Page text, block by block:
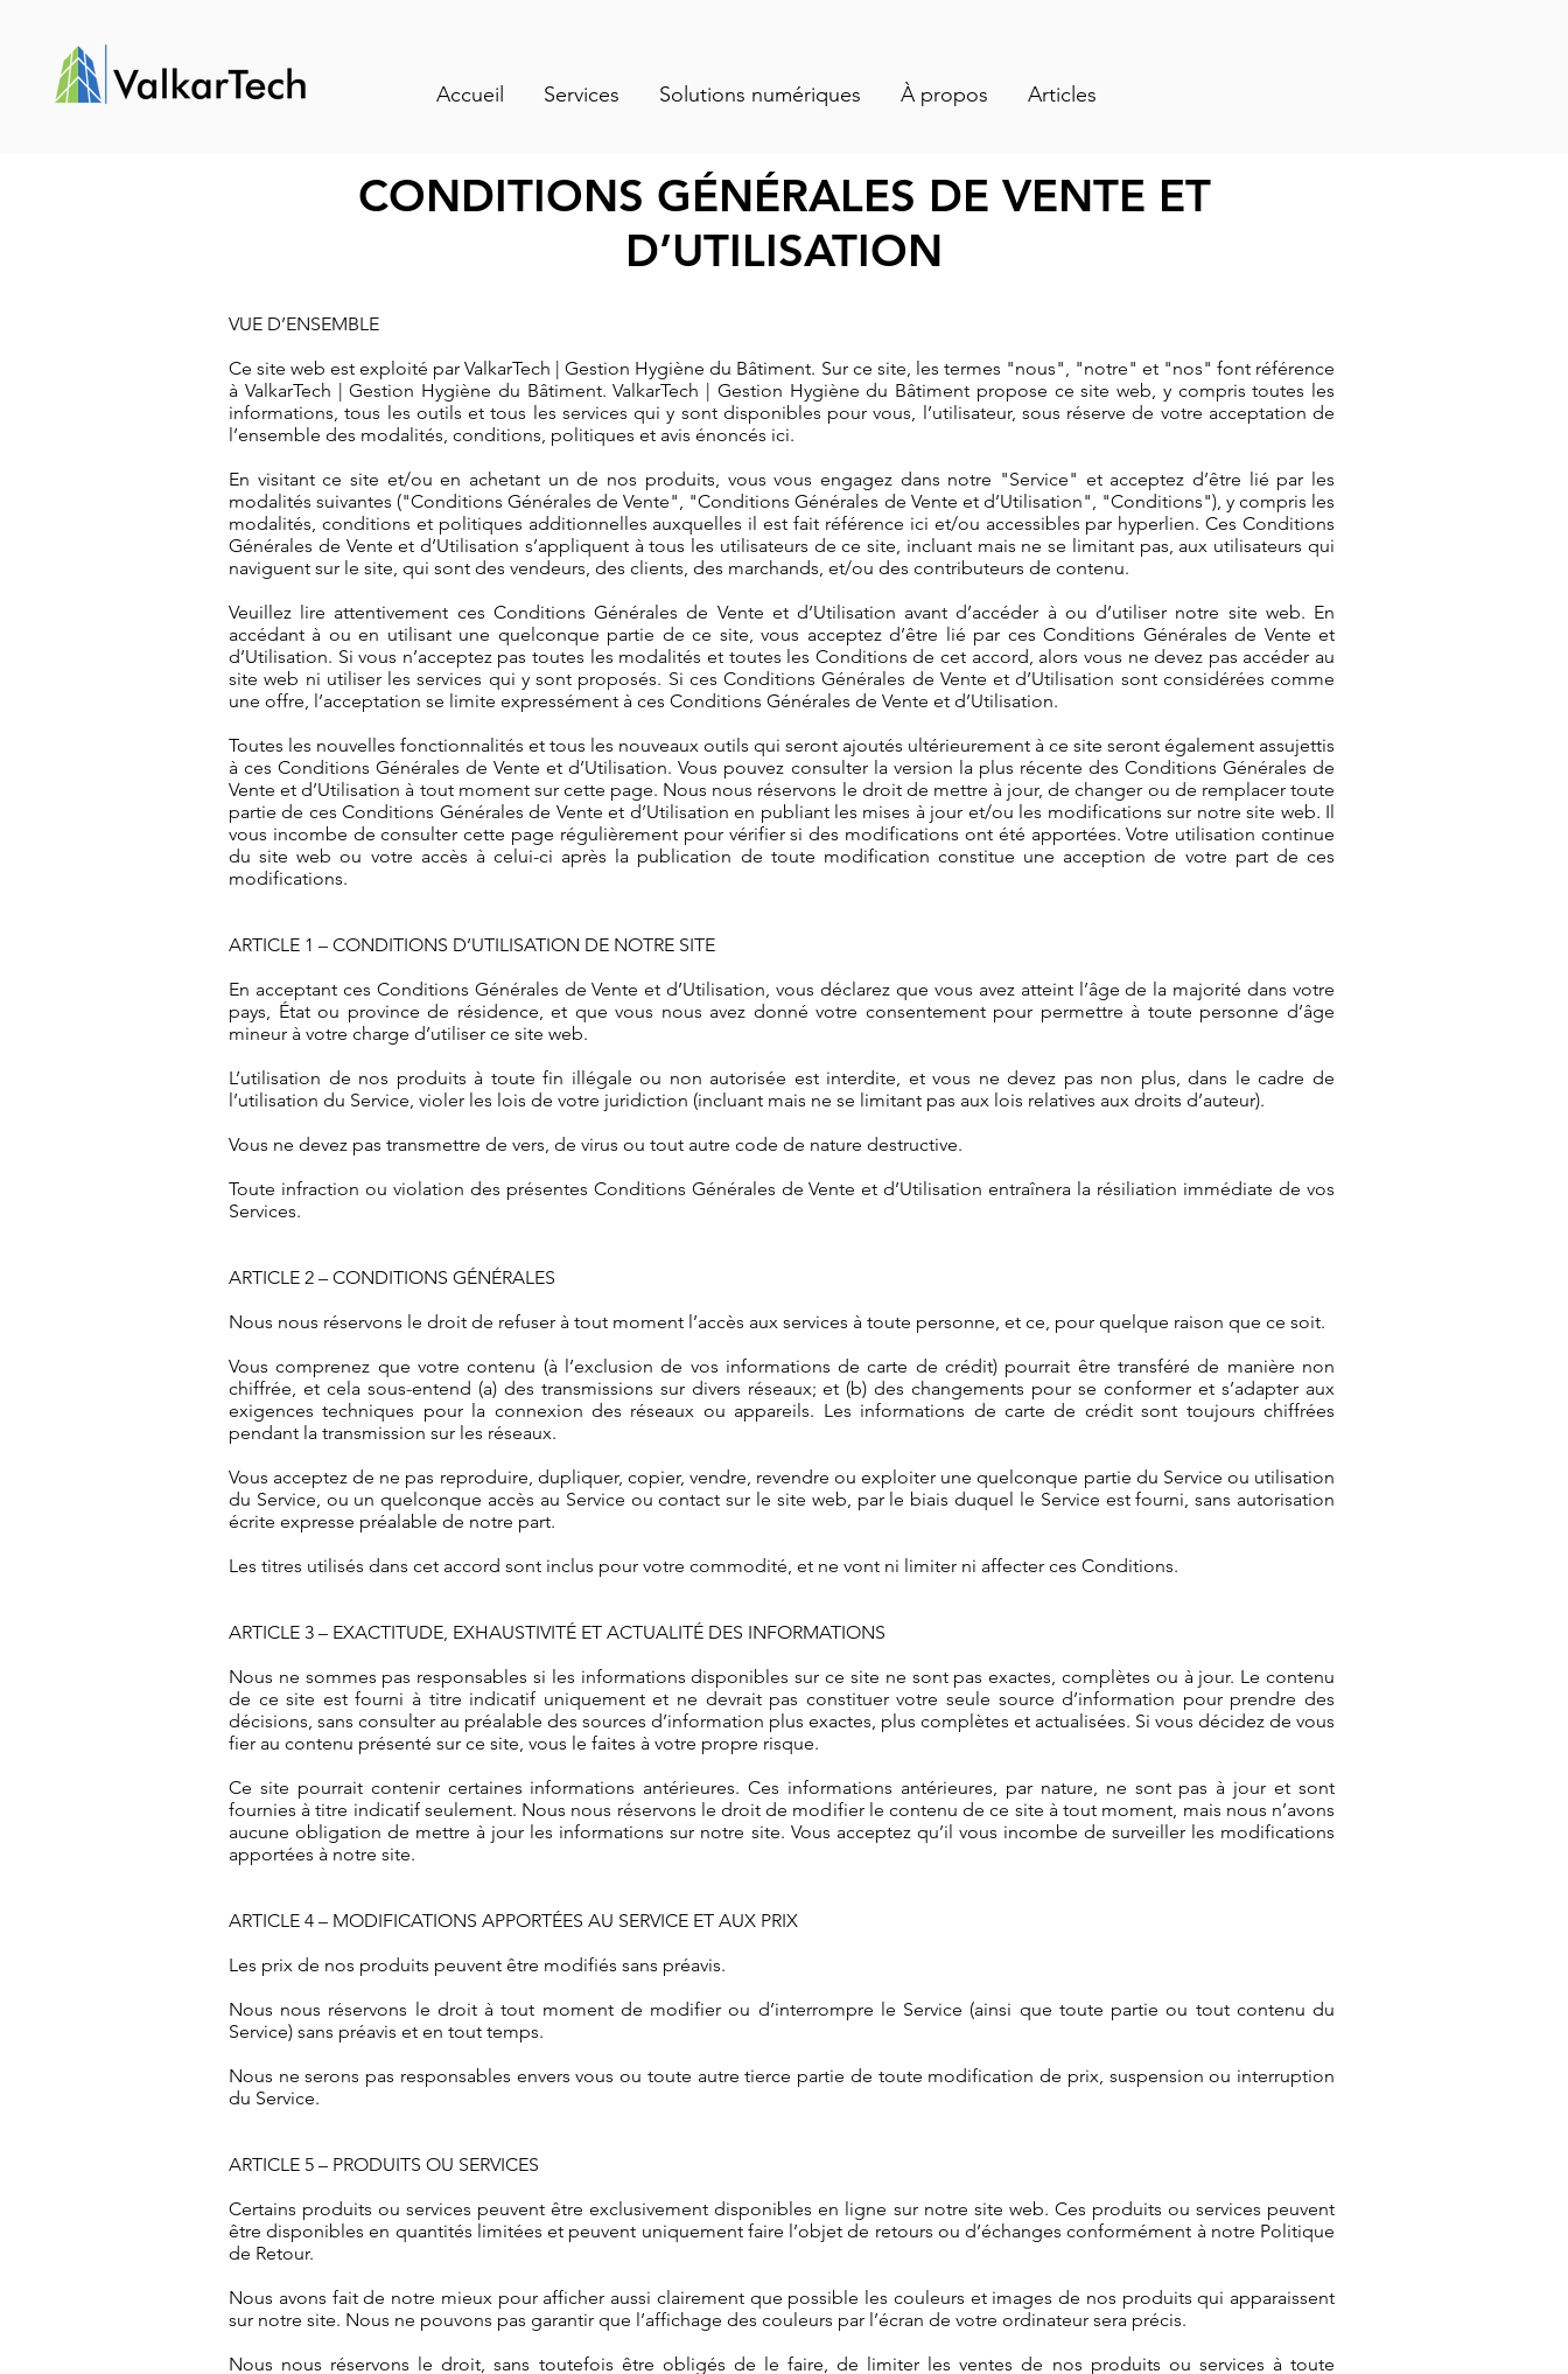
Accueil Services Solutions numériques À propos Articles
CONDITIONS GÉNÉRALES DE VENTE ET
D’UTILISATION
VUE D’ENSEMBLE
Ce site web est exploité par ValkarTech | Gestion Hygiène du Bâtiment. Sur ce site, les termes "nous", "notre" et "nos" font référence
à ValkarTech | Gestion Hygiène du Bâtiment. ValkarTech | Gestion Hygiène du Bâtiment propose ce site web, y compris toutes les
informations, tous les outils et tous les services qui y sont disponibles pour vous, l’utilisateur, sous réserve de votre acceptation de
l’ensemble des modalités, conditions, politiques et avis énoncés ici.
En visitant ce site et/ou en achetant un de nos produits, vous vous engagez dans notre "Service" et acceptez d’être lié par les
modalités suivantes ("Conditions Générales de Vente", "Conditions Générales de Vente et d’Utilisation", "Conditions"), y compris les
modalités, conditions et politiques additionnelles auxquelles il est fait référence ici et/ou accessibles par hyperlien. Ces Conditions
Générales de Vente et d’Utilisation s’appliquent à tous les utilisateurs de ce site, incluant mais ne se limitant pas, aux utilisateurs qui
naviguent sur le site, qui sont des vendeurs, des clients, des marchands, et/ou des contributeurs de contenu.
Veuillez lire attentivement ces Conditions Générales de Vente et d’Utilisation avant d’accéder à ou d’utiliser notre site web. En
accédant à ou en utilisant une quelconque partie de ce site, vous acceptez d’être lié par ces Conditions Générales de Vente et
d’Utilisation. Si vous n’acceptez pas toutes les modalités et toutes les Conditions de cet accord, alors vous ne devez pas accéder au
site web ni utiliser les services qui y sont proposés. Si ces Conditions Générales de Vente et d’Utilisation sont considérées comme
une offre, l’acceptation se limite expressément à ces Conditions Générales de Vente et d’Utilisation.
Toutes les nouvelles fonctionnalités et tous les nouveaux outils qui seront ajoutés ultérieurement à ce site seront également assujettis
à ces Conditions Générales de Vente et d’Utilisation. Vous pouvez consulter la version la plus récente des Conditions Générales de
Vente et d’Utilisation à tout moment sur cette page. Nous nous réservons le droit de mettre à jour, de changer ou de remplacer toute
partie de ces Conditions Générales de Vente et d’Utilisation en publiant les mises à jour et/ou les modifications sur notre site web. Il
vous incombe de consulter cette page régulièrement pour vérifier si des modifications ont été apportées. Votre utilisation continue
du site web ou votre accès à celui-ci après la publication de toute modification constitue une acception de votre part de ces
modifications.
ARTICLE 1 – CONDITIONS D’UTILISATION DE NOTRE SITE
En acceptant ces Conditions Générales de Vente et d’Utilisation, vous déclarez que vous avez atteint l’âge de la majorité dans votre
pays, État ou province de résidence, et que vous nous avez donné votre consentement pour permettre à toute personne d’âge
mineur à votre charge d’utiliser ce site web.
L’utilisation de nos produits à toute fin illégale ou non autorisée est interdite, et vous ne devez pas non plus, dans le cadre de
l’utilisation du Service, violer les lois de votre juridiction (incluant mais ne se limitant pas aux lois relatives aux droits d’auteur).
Vous ne devez pas transmettre de vers, de virus ou tout autre code de nature destructive.
Toute infraction ou violation des présentes Conditions Générales de Vente et d’Utilisation entraînera la résiliation immédiate de vos
Services.
ARTICLE 2 – CONDITIONS GÉNÉRALES
Nous nous réservons le droit de refuser à tout moment l’accès aux services à toute personne, et ce, pour quelque raison que ce soit.
Vous comprenez que votre contenu (à l’exclusion de vos informations de carte de crédit) pourrait être transféré de manière non
chiffrée, et cela sous-entend (a) des transmissions sur divers réseaux; et (b) des changements pour se conformer et s’adapter aux
exigences techniques pour la connexion des réseaux ou appareils. Les informations de carte de crédit sont toujours chiffrées
pendant la transmission sur les réseaux.
Vous acceptez de ne pas reproduire, dupliquer, copier, vendre, revendre ou exploiter une quelconque partie du Service ou utilisation
du Service, ou un quelconque accès au Service ou contact sur le site web, par le biais duquel le Service est fourni, sans autorisation
écrite expresse préalable de notre part.
Les titres utilisés dans cet accord sont inclus pour votre commodité, et ne vont ni limiter ni affecter ces Conditions.
ARTICLE 3 – EXACTITUDE, EXHAUSTIVITÉ ET ACTUALITÉ DES INFORMATIONS
Nous ne sommes pas responsables si les informations disponibles sur ce site ne sont pas exactes, complètes ou à jour. Le contenu
de ce site est fourni à titre indicatif uniquement et ne devrait pas constituer votre seule source d’information pour prendre des
décisions, sans consulter au préalable des sources d’information plus exactes, plus complètes et actualisées. Si vous décidez de vous
fier au contenu présenté sur ce site, vous le faites à votre propre risque.
Ce site pourrait contenir certaines informations antérieures. Ces informations antérieures, par nature, ne sont pas à jour et sont
fournies à titre indicatif seulement. Nous nous réservons le droit de modifier le contenu de ce site à tout moment, mais nous n’avons
aucune obligation de mettre à jour les informations sur notre site. Vous acceptez qu’il vous incombe de surveiller les modifications
apportées à notre site.
ARTICLE 4 – MODIFICATIONS APPORTÉES AU SERVICE ET AUX PRIX
Les prix de nos produits peuvent être modifiés sans préavis.
Nous nous réservons le droit à tout moment de modifier ou d’interrompre le Service (ainsi que toute partie ou tout contenu du
Service) sans préavis et en tout temps.
Nous ne serons pas responsables envers vous ou toute autre tierce partie de toute modification de prix, suspension ou interruption
du Service.
ARTICLE 5 – PRODUITS OU SERVICES
Certains produits ou services peuvent être exclusivement disponibles en ligne sur notre site web. Ces produits ou services peuvent
être disponibles en quantités limitées et peuvent uniquement faire l’objet de retours ou d’échanges conformément à notre Politique
de Retour.
Nous avons fait de notre mieux pour afficher aussi clairement que possible les couleurs et images de nos produits qui apparaissent
sur notre site. Nous ne pouvons pas garantir que l’affichage des couleurs par l’écran de votre ordinateur sera précis.
Nous nous réservons le droit, sans toutefois être obligés de le faire, de limiter les ventes de nos produits ou services à toute